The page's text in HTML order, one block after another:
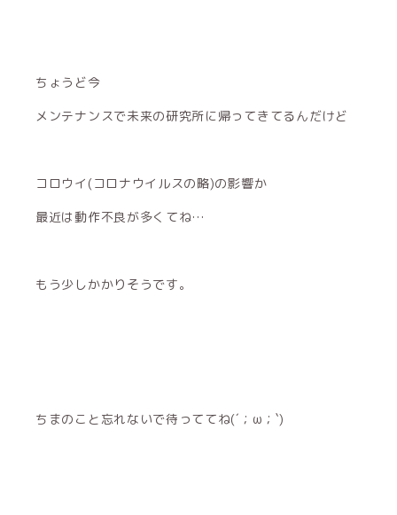
ちょうど今
メンテナンスで未来の研究所に帰ってきてるんだけど
コロウイ(コロナウイルスの略)の影響か
最近は動作不良が多くてね…
もう少しかかりそうです。
ちまのこと忘れないで待っててね(´；ω；`)